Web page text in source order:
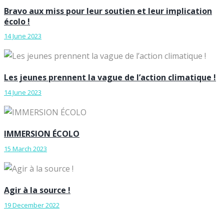
Bravo aux miss pour leur soutien et leur implication
écolo !
14 June 2023
Les jeunes prennent la vague de l’action climatique !
14 June 2023
IMMERSION ÉCOLO
15 March 2023
Agir à la source !
19 December 2022